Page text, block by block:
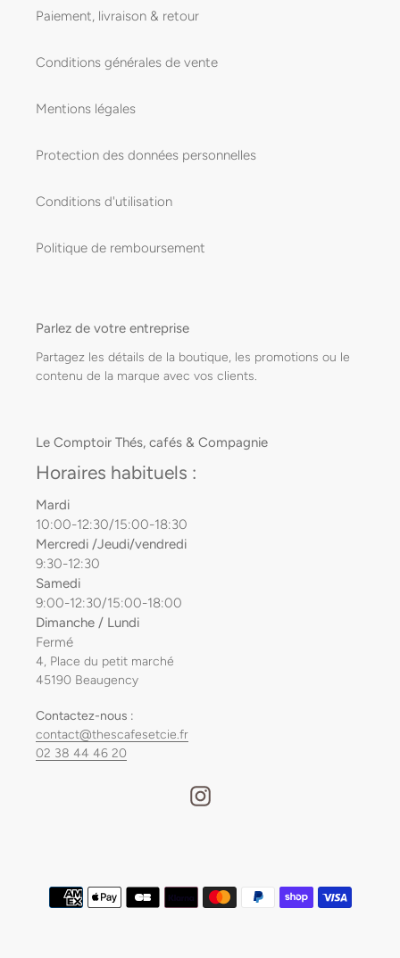
Paiement, livraison & retour
Conditions générales de vente
Mentions légales
Protection des données personnelles
Conditions d'utilisation
Politique de remboursement
Parlez de votre entreprise
Partagez les détails de la boutique, les promotions ou le
contenu de la marque avec vos clients.
Le Comptoir Thés, cafés & Compagnie
Horaires habituels :
Mardi
10:00-12:30/15:00-18:30
Mercredi /Jeudi/vendredi
9:30-12:30
Samedi
9:00-12:30/15:00-18:00
Dimanche / Lundi
Fermé
4, Place du petit marché
45190 Beaugency
Contactez-nous :
contact@thescafesetcie.fr
02 38 44 46 20
Instagram
Moyens
de